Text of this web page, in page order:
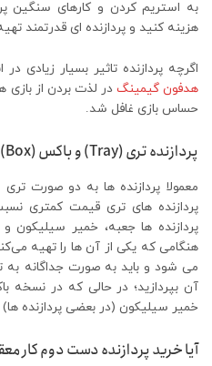
به استریم کردن و کارهای سنگین
هزینه کنید و پردازنده ای قدرتمند
اگرچه پردازنده تاثیر بسیار زیادی در
هدفون گیمینگ در لذت بردن از بازی
حساس بازی غافل شد.
پردازنده تری (Tray) و باکس (Box) چیست؟
معمولا پردازنده ها به دو صورت
پردازنده های تری قیمت کمتری
پردازنده ها جعبه، خمیر سیلیکون
هنگامی که یکی از آن ها را تهیه
می شود و باید به صورت جداگانه
آن بپردازید؛ در حالی که در نسخه
خمیر سیلیکون (در بعضی پردازنده
آیا خرید پردازنده دست دوم کار